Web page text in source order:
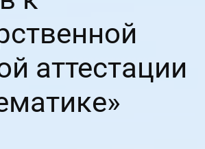
аттестации